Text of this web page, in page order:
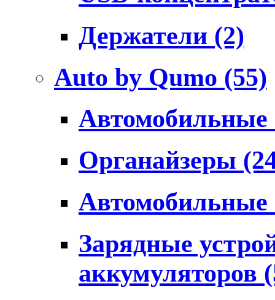
Держатели (2)
Auto by Qumo (55)
Органайзеры
Зарядные
аккумуляторов